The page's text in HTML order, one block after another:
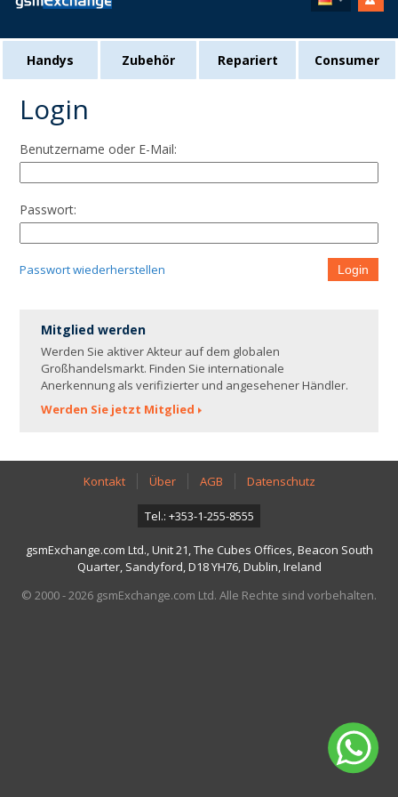
Handys Zubehör Repariert Consumer
Login
Benutzername oder E-Mail:
Passwort:
Passwort wiederherstellen Login
Mitglied werden
Werden Sie aktiver Akteur auf dem globalen
Großhandelsmarkt. Finden Sie internationale
Anerkennung als verifizierter und angesehener Händler.
Werden Sie jetzt Mitglied
Kontakt Über AGB Datenschutz
Tel.: +353-1-255-8555
gsmExchange.com Ltd., Unit 21, The Cubes Offices, Beacon South
Quarter, Sandyford, D18 YH76, Dublin, Ireland
© 2000 - 2026 gsmExchange.com Ltd. Alle Rechte sind vorbehalten.